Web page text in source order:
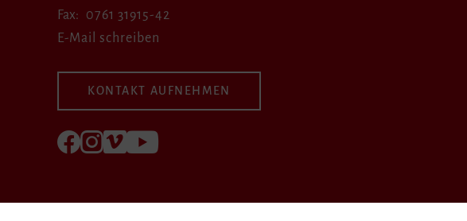
Fax
0761 31915-42
E-Mail schreiben
KONTAKT AUFNEHMEN
Folgen Sie uns auf Facebook
Folgen Sie uns auf Instagram
Besuchen Sie uns bei Vimeo